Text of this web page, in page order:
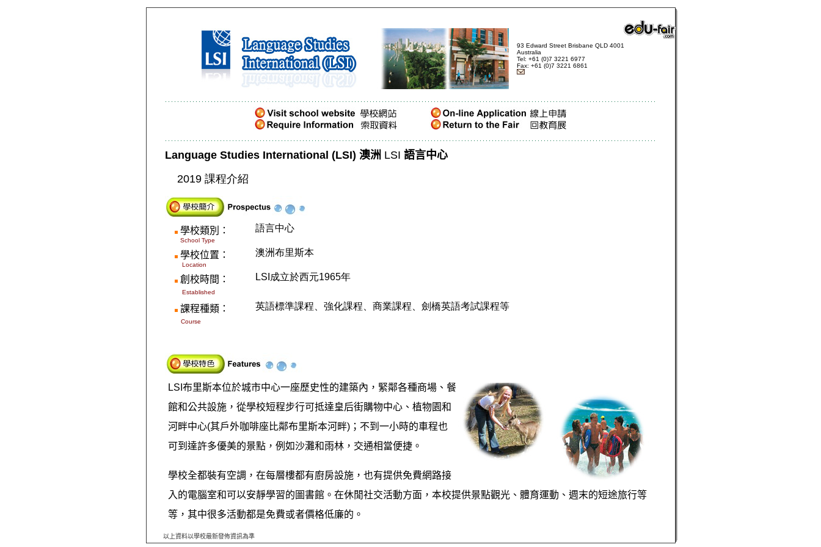
93 Edward Street Brisbane QLD 4001
Australia
Tel: +61 (0)7 3221 6977
Fax: +61 (0)7 3221 6861
Language Studies International (LSI) 澳洲 LSI 語言中心
2019 課程介紹
學校類別 ：
School Type
語言中心
學校位置 ：
Location
澳洲布里斯本
創校時間：
Established
LSI成立於西元1965年
課程種類 ：
Course
英語標準課程、強化課程、商業課程、劍橋英語考試課程等
LSI 布里斯本位於城市中心一座歷史性的建築內，緊鄰各種商場、餐
館和公共設施，從學校短程步行可抵達皇后街購物中心、植物園和
河畔中心(其戶外咖啡座比鄰布里斯本河畔)；不到一小時的車程也
可到達許多優美的景點，例如沙灘和雨林，交通相當便捷。
學校全都裝有空調，在每層樓都有廚房設施，也有提供免費網路接
入的電腦室和可以安靜學習的圖書館。在休閒社交活動方面，本校提供景點觀光、體育運動、週末的短途旅行等
等，其中很多活動都是免費或者價格低廉的。
以上資料以學校最新發佈資訊為準